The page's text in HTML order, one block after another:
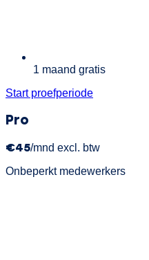
1 maand gratis
Start proefperiode
Pro
€45/mnd excl. btw
Onbeperkt medewerkers